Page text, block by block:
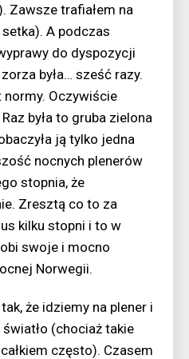
Zawsze trafiałem na
A podczas
do dyspozycji
była… sześć razy.
normy. Oczywiście
była to gruba zielona
ją tylko jedna
nocnych plenerów
stopnia, że
Zresztą co to za
kilku stopni i to w
swoje i mocno
Norwegii.
że idziemy na plener i
(chociaż takie
często). Czasem